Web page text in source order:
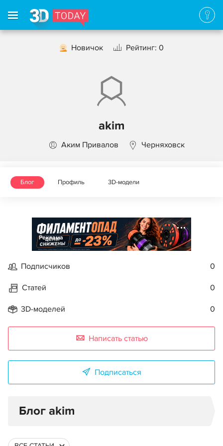
Новичок Рейтинг: 0
akim
Аким Привалов Черняховск
Блог Профиль 3D-модели
Реклама
Подписчиков 0
Статей 0
3D-моделей 0
Написать статью
Подписаться
Блог akim